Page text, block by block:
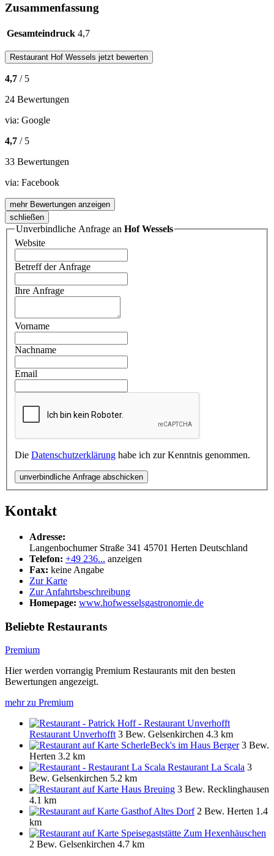
Zusammenfassung
Gesamteindruck 4,7
Restaurant Hof Wessels jetzt bewerten
4,7 / 5
24 Bewertungen
via: Google
4,7 / 5
33 Bewertungen
via: Facebook
mehr Bewertungen anzeigen
schließen
Unverbindliche Anfrage an Hof Wessels
Website
Betreff der Anfrage
Ihre Anfrage
Vorname
Nachname
Email
Die Datenschutzerklärung habe ich zur Kenntnis genommen.
unverbindliche Anfrage abschicken
Kontakt
Adresse:
Langenbochumer Straße 341 45701 Herten Deutschland
Telefon: +49 236... anzeigen
Fax: keine Angabe
Zur Karte
Zur Anfahrtsbeschreibung
Homepage: www.hofwesselsgastronomie.de
Beliebte Restaurants
Premium
Hier werden vorrangig Premium Restaurants mit den besten
Bewertungen angezeigt.
mehr zu Premium
Restaurant Unverhofft 3 Bew. Gelsenkirchen 4.3 km
ScherleBeck's im Haus Berger 3 Bew.
Herten 3.2 km
Restaurant La Scala 3
Bew. Gelsenkirchen 5.2 km
Haus Breuing 3 Bew. Recklinghausen
4.1 km
Gasthof Altes Dorf 2 Bew. Herten 1.4
km
Speisegaststätte Zum Hexenhäuschen
2 Bew. Gelsenkirchen 4.7 km